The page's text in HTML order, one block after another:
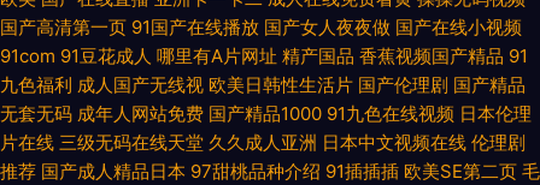
国产高清第一页 91国产在线播放 国产女人夜夜做 国产在线小视频
91com 91豆花成人 哪里有A片网址 精产国品 香蕉视频国产精品 91
九色福利 成人国产无线视 欧美日韩性生活片 国产伦理剧 国产精品
无套无码 成年人网站免费 国产精品1000 91九色在线视频 日本伦理
片在线 三级无码在线天堂 久久成人亚洲 日本中文视频在线 伦理剧
推荐 国产成人精品日本 97甜桃品种介绍 91插插插 欧美SE第二页 毛